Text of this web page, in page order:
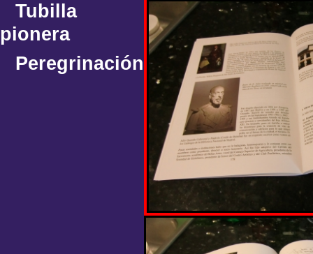
Tubilla
pionera
Peregrinación